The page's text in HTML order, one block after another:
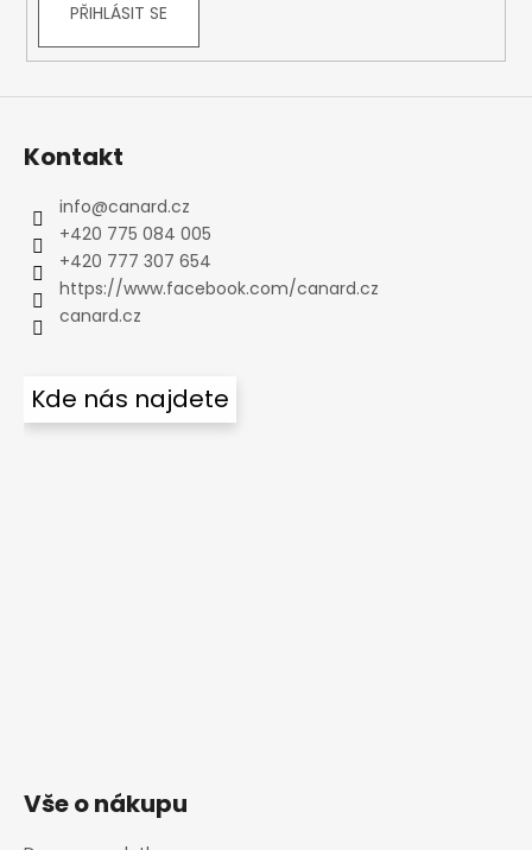
PŘIHLÁSIT SE
Kontakt
info@canard.cz
+420 775 084 005
+420 777 307 654
https://www.facebook.com/canard.cz
canard.cz
Kde nás najdete
Vše o nákupu